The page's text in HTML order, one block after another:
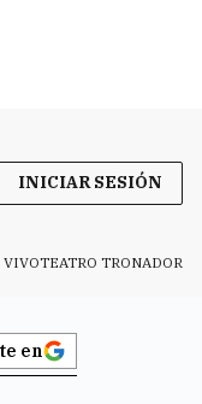
INICIAR SESIÓN
VIVOTEATRO TRONADOR
en